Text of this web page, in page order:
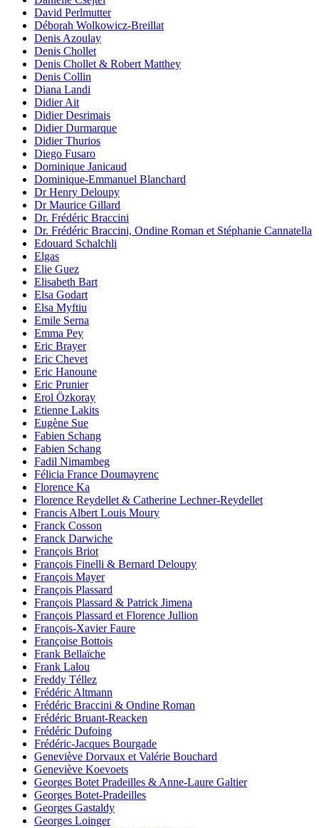
David Perlmutter
Déborah Wolkowicz-Breillat
Denis Azoulay
Denis Chollet
Denis Chollet & Robert Matthey
Denis Collin
Diana Landi
Didier Ait
Didier Desrimais
Didier Durmarque
Didier Thurios
Diego Fusaro
Dominique Janicaud
Dominique-Emmanuel Blanchard
Dr Henry Deloupy
Dr Maurice Gillard
Dr. Frédéric Braccini
Dr. Frédéric Braccini, Ondine Roman et Stéphanie Cannatella
Edouard Schalchli
Elgas
Elie Guez
Elisabeth Bart
Elsa Godart
Elsa Myftiu
Emile Serna
Emma Pey
Eric Brayer
Eric Chevet
Eric Hanoune
Eric Prunier
Erol Özkoray
Etienne Lakits
Eugène Sue
Fabien Schang
Fabien Schang
Fadil Nimambeg
Félicia France Doumayrenc
Florence Ka
Florence Reydellet & Catherine Lechner-Reydellet
Francis Albert Louis Moury
Franck Cosson
Franck Darwiche
François Briot
François Finelli & Bernard Deloupy
François Mayer
François Plassard
François Plassard & Patrick Jimena
François Plassard et Florence Jullion
François-Xavier Faure
Françoise Bottois
Frank Bellaïche
Frank Lalou
Freddy Téllez
Frédéric Altmann
Frédéric Braccini & Ondine Roman
Frédéric Bruant-Reacken
Frédéric Dufoing
Frédéric-Jacques Bourgade
Geneviève Dorvaux et Valérie Bouchard
Geneviève Koevoets
Georges Botet Pradeilles & Anne-Laure Galtier
Georges Botet-Pradeilles
Georges Gastaldy
Georges Loinger